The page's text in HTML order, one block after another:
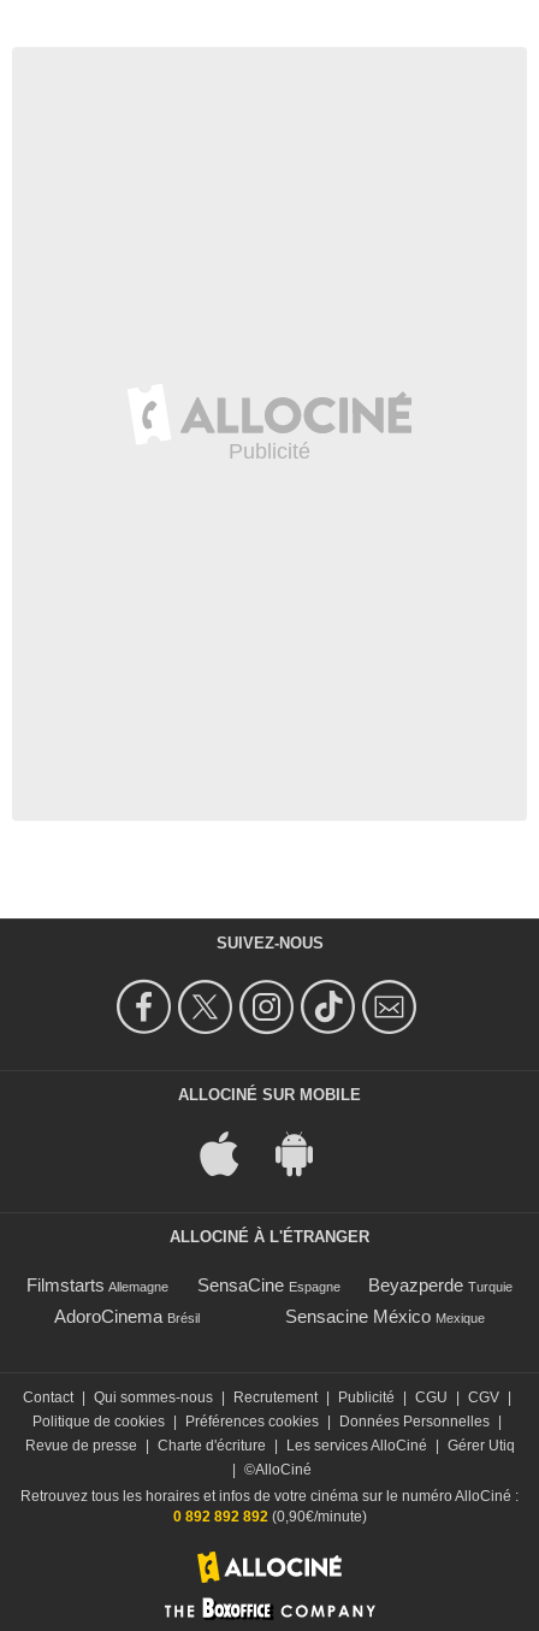
SUIVEZ-NOUS
ALLOCINÉ SUR MOBILE
ALLOCINÉ À L'ÉTRANGER
Filmstarts Allemagne SensaCine Espagne Beyazperde Turquie
AdoroCinema Brésil Sensacine México Mexique
Contact Qui sommes-nous Recrutement Publicité CGU CGV
Politique de cookies
Préférences cookies Données Personnelles
Revue de presse
Charte d'écriture Les services AlloCiné
Gérer Utiq
©AlloCiné
Retrouvez tous les horaires et infos de votre cinéma sur le numéro AlloCiné :
0 892 892 892(0,90€/minute)